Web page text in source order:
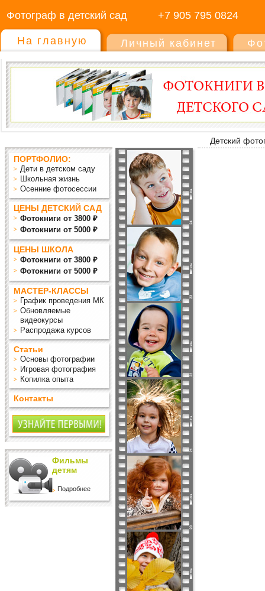
Фотограф в детский сад +7 905 795 0824
На главную Личный кабинет
Детский
ПОРТФОЛИО:
Дети в детском саду
Школьная жизнь
Осенние фотосессии
ЦЕНЫ ДЕТСКИЙ САД
Фотокниги от 3800 ₽
Фотокниги от 5000 ₽
ЦЕНЫ ШКОЛА
Фотокниги от 3800 ₽
Фотокниги от 5000 ₽
МАСТЕР-КЛАССЫ
График проведения МК
Обновляемые
видеокурсы
Распродажа курсов
Статьи
Основы фотографии
Игровая фотография
Копилка опыта
Контакты
Фильмы
детям
Подробнее